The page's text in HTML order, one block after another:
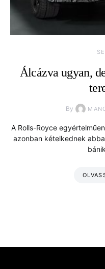
Álcázva ugyan,
By
A Rolls-Royce
azonban kételkednek